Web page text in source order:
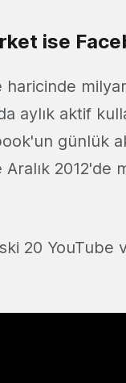
ise
milyar
aylık aktif
günlük
2012'de
20 YouTube